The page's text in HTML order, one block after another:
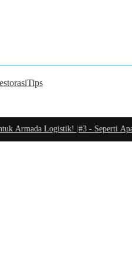
Tips
Armada Logistik!|#3 -Seperti